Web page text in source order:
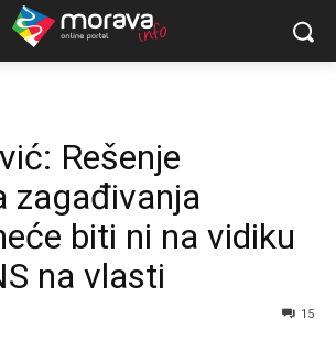
Rešenje
zagađivanja
biti ni na vidiku
na vlasti
15